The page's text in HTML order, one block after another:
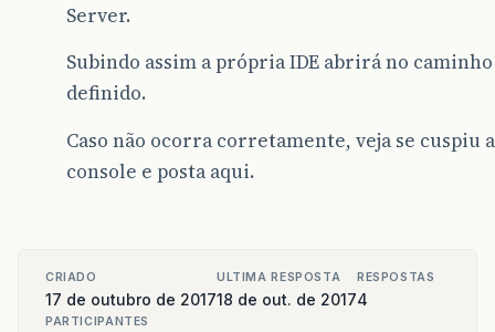
Server.
Subindo assim a própria IDE abrirá no
definido.
Caso não ocorra corretamente, veja se cuspiu
console e posta aqui.
CRIADO
17 de outubro de 2017
ULTIMA RESPOSTA
18 de out. de 2017
RESPOSTAS
4
PARTICIPANTES